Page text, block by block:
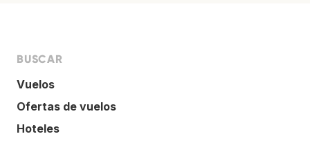
BUSCAR
Vuelos
Ofertas de vuelos
Hoteles